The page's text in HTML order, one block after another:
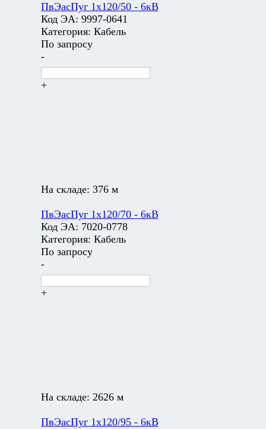
ПвЭасПуг 1х120/50 - 6кВ
Код ЭА: 9997-0641
Категория: Кабель
По запросу
-
+
На складе: 376 м
ПвЭасПуг 1х120/70 - 6кВ
Код ЭА: 7020-0778
Категория: Кабель
По запросу
-
+
На складе: 2626 м
ПвЭасПуг 1х120/95 - 6кВ